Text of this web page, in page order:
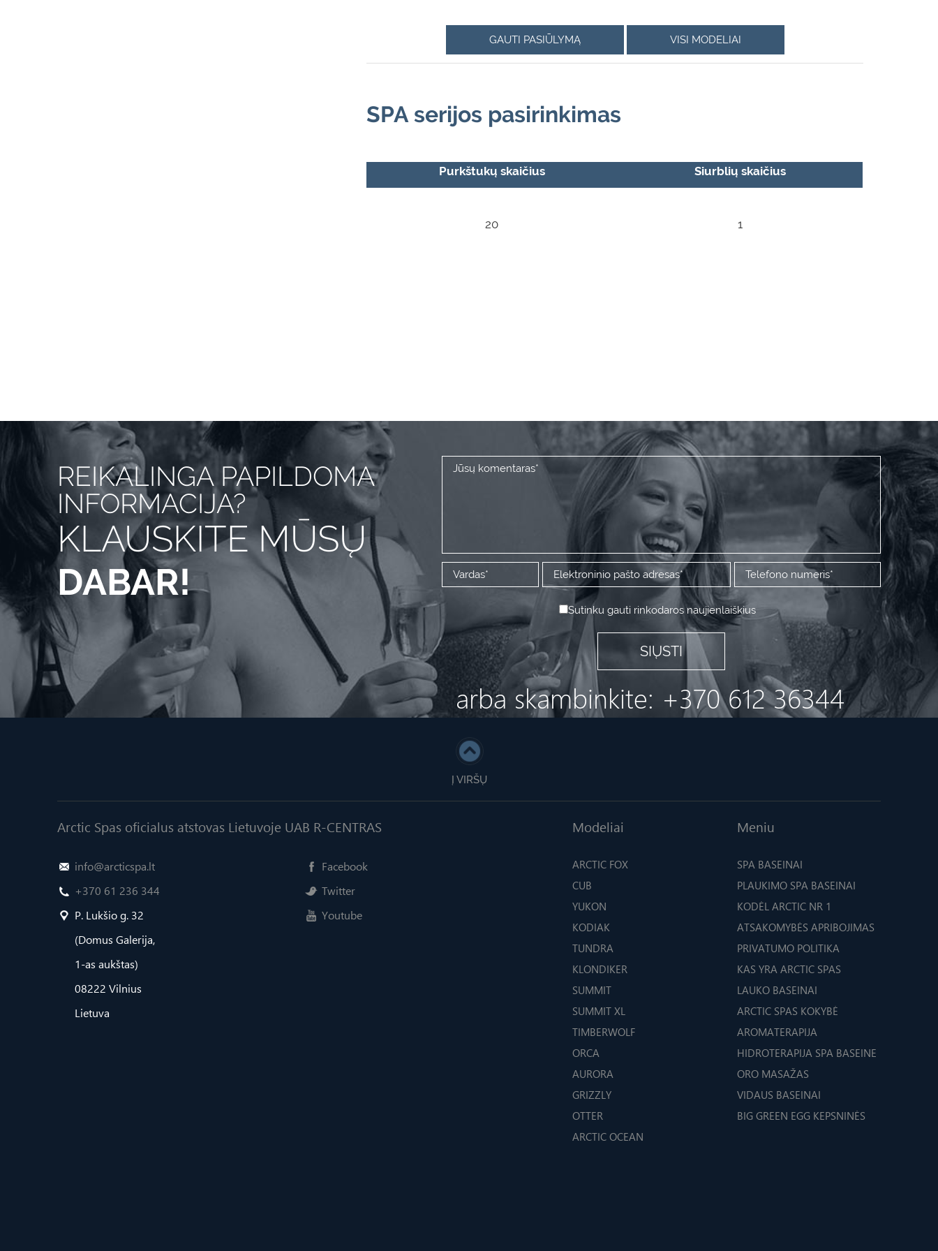
GAUTI PASIŪLYMĄ VISI MODELIAI
SPA serijos pasirinkimas
Purkštukų skaičius Siurblių skaičius
20 1
REIKALINGA PAPILDOMA
INFORMACIJA?
KLAUSKITE MŪSŲ
DABAR!
Sutinku gauti rinkodaros naujienlaiškius
arba skambinkite: +370 612 36344
Į VIRŠŲ
Arctic Spas oficialus atstovas Lietuvoje UAB R-CENTRAS
info@arcticspa.lt
+370 61 236 344
P. Lukšio g. 32
(Domus Galerija,
1-as aukštas)
08222 Vilnius
Lietuva
Facebook
Twitter
Youtube
Modeliai
ARCTIC FOX
CUB
YUKON
KODIAK
TUNDRA
KLONDIKER
SUMMIT
SUMMIT XL
TIMBERWOLF
ORCA
AURORA
GRIZZLY
OTTER
ARCTIC OCEAN
Meniu
SPA BASEINAI
PLAUKIMO SPA BASEINAI
KODĖL ARCTIC NR 1
ATSAKOMYBĖS APRIBOJIMAS
PRIVATUMO POLITIKA
KAS YRA ARCTIC SPAS
LAUKO BASEINAI
ARCTIC SPAS KOKYBĖ
AROMATERAPIJA
HIDROTERAPIJA SPA BASEINE
ORO MASAŽAS
VIDAUS BASEINAI
BIG GREEN EGG KEPSNINĖS